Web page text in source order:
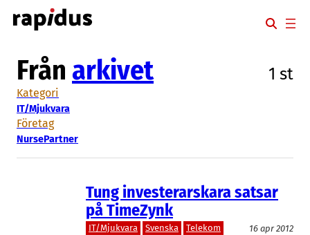
Hoppa
till
Från arkivet 1 st
Kategori
IT/Mjukvara
Företag
NursePartner
Tung investerarskara satsar
på TimeZynk
IT/Mjukvara Svenska Telekom
16 apr 2012